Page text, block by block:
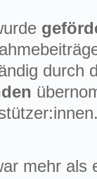
durch
mehr als